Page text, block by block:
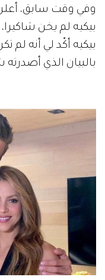
بيكيه لم يخن
بيكيه أكّد لي أنه لم
بالبيان الذي أصدرته